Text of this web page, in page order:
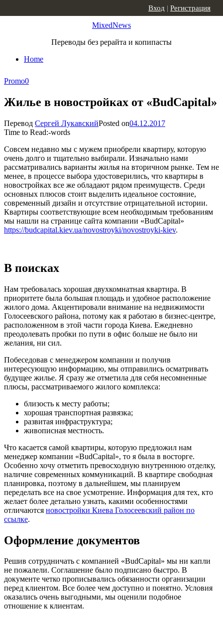
MixedNews
Переводы без рерайта и копипасты
Home
Вход | Регистрация
Promo0
Жилье в новостройках от «BudCapital»
Перевод Сергей ЛукавскийPosted on04.12.2017
Time to Read:-words
Совсем недавно мы с мужем приобрели квартиру, которую
очень долго и тщательно выбирали. Изначально нами
рассматривались варианты жилья на вторичном рынке. Тем не
менее, в процессе выбора удостоверились, что квартиры в
новостройках все же обладают рядом преимуществ. Среди
основных плюсов стоит выделить идеальное состояние,
современный дизайн и отсутствие отрицательной истории.
Квартиры соответствующие всем необходимым требованиям
мы нашли на странице сайта компании «BudCapital»
https://budcapital.kiev.ua/novostroyki/novostroyki-kiev.
В поисках
Нам требовалась хорошая двухкомнатная квартира. В
приоритете была большая площадь и удобное расположение
жилого дома. Акцентировали внимание на недвижимости
Голосеевского района, потому как я работаю в бизнес-центре,
расположенном в этой части города Киева. Ежедневно
преодолевать пробки по пути в офис больше не было ни
желания, ни сил.
Побеседовав с менеджером компании и получив
интересующую информацию, мы отправились осматривать
будущее жилье. Я сразу же отметила для себя несомненные
плюсы, рассматриваемого жилого комплекса:
близость к месту работы;
хорошая транспортная развязка;
развитая инфраструктура;
живописная местность.
Что касается самой квартиры, которую предложил нам
менеджер компании «BudCapital», то я была в восторге.
Особенно хочу отметить превосходную внутреннюю отделку,
наличие современных коммуникаций. В квартире свободная
планировка, поэтому в дальнейшем, мы планируем
переделать все на свое усмотрение. Информация для тех, кто
желает более детально узнать, какими особенностями
отличаются новостройки Киева Голосеевский район по
ссылке.
Оформление документов
Решив сотрудничать с компанией «BudCapital» мы ни капли
не пожалели. Соглашение было подписано быстро. В
документе четко прописывались обязанности организации
перед клиентом. Все более чем доступно и понятно. Условия
оказались очень выгодными, мы оценили подобное
отношение к клиентам.